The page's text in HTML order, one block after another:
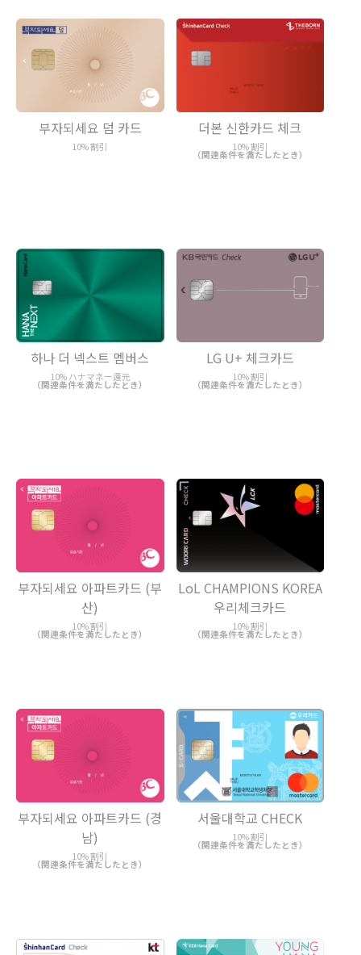
부자되세요 덤 카드
10% 割引
더본 신한카드 체크
10% 割引
（関連条件を満たしたとき）
하나 더 넥스트 멤버스
10% ハナマネー還元
（関連条件を満たしたとき）
LG U+ 체크카드
10% 割引
（関連条件を満たしたとき）
부자되세요 아파트카드 (부
산)
10% 割引
（関連条件を満たしたとき）
LoL CHAMPIONS KOREA
우리체크카드
10% 割引
（関連条件を満たしたとき）
부자되세요 아파트카드 (경
남)
10% 割引
（関連条件を満たしたとき）
서울대학교 CHECK
10% 割引
（関連条件を満たしたとき）